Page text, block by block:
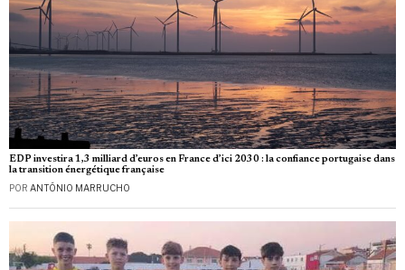
EDP investira 1,3 milliard d’euros en France d’ici 2030 : la confiance portugaise dans
la transition énergétique française
POR ANTÓNIO MARRUCHO